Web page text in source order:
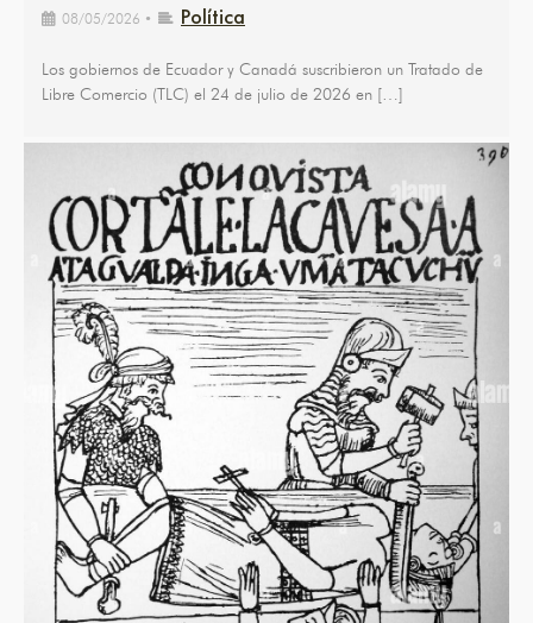
08/05/2026 • Política
Los gobiernos de Ecuador y Canadá suscribieron un Tratado de
Libre Comercio (TLC) el 24 de julio de 2026 en […]